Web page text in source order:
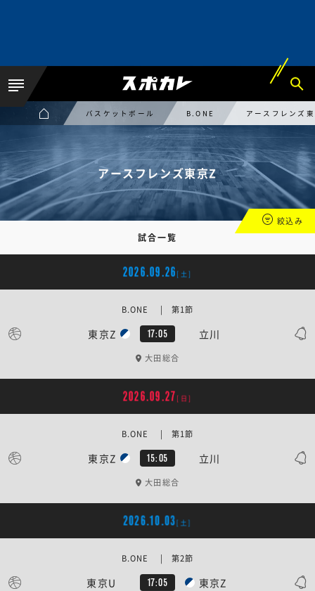
バスケットボール B.ONE アースフレンズ
アースフレンズ東京Z
試合一覧
絞込み
2026.09.26 [土]
東京Z 17:05 立川
B.ONE | 第1節
大田総合
2026.09.27 [日]
東京Z 15:05 立川
B.ONE | 第1節
大田総合
2026.10.03[土]
東京U 17:05 東京Z
B.ONE | 第2節